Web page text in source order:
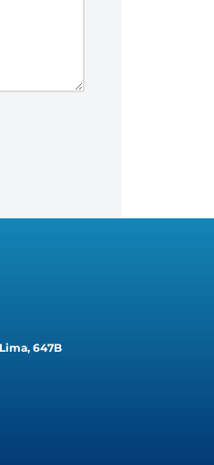
647B